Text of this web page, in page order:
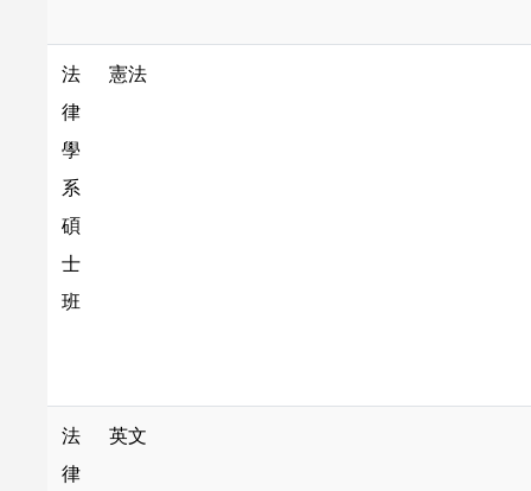
法
律
學
系
碩
士
班
憲法
法
律
英文